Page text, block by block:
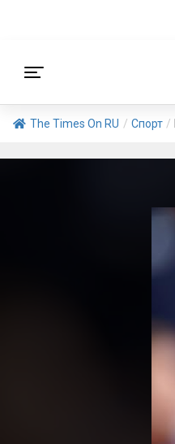
The Times On RU / Спорт /